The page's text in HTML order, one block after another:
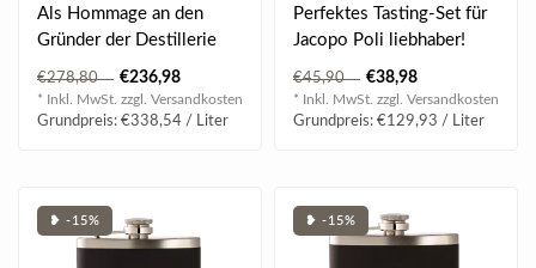
Als Hommage an den
Gründer der Destillerie
Paolo Berta steht dieser
lange gerei..
€278,80 €236,98
* Inkl. MwSt. zzgl. Versandkosten
Grundpreis: €338,54 / Liter
0.1 l
Perfektes Tasting-Set für
Jacopo Poli liebhaber!
€45,90 €38,98
* Inkl. MwSt. zzgl. Versandkosten
Grundpreis: €129,93 / Liter
❥ -15% ❥ -15%